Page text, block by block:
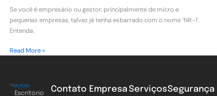
Se você é empresário ou gestor, principalmente de micro e
pequenas empresas, talvez já tenha esbarrado com o nome ‘NR-1’.
Entenda.
Read More »
Escritório Contato Empresa ServiçosSegurança